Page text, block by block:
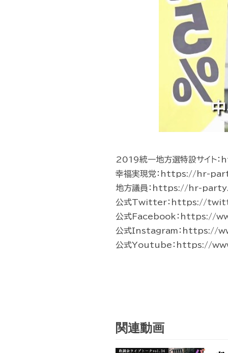
2019統一地方選特設サ
幸福実現党：https://hr-
地方議員：https://hr-
公式Twitter：https://
公式Facebook：https://
公式Instagram：https://
公式Youtube：https://
関連動画